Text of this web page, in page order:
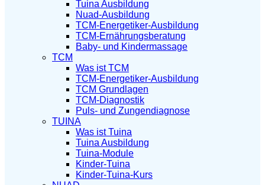
Tuina Ausbildung
Nuad-Ausbildung
TCM-Energetiker-Ausbildung
TCM-Ernährungsberatung
Baby- und Kindermassage
TCM
Was ist TCM
TCM-Energetiker-Ausbildung
TCM Grundlagen
TCM-Diagnostik
Puls- und Zungendiagnose
TUINA
Was ist Tuina
Tuina Ausbildung
Tuina-Module
Kinder-Tuina
Kinder-Tuina-Kurs